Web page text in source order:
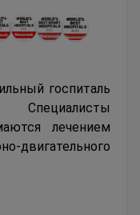
госпиталь
лечением
системы,